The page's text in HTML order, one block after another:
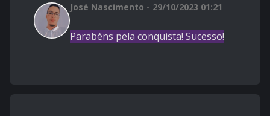
José Nascimento - 29/10/2023 01:21
Parabéns pela conquista! Sucesso!